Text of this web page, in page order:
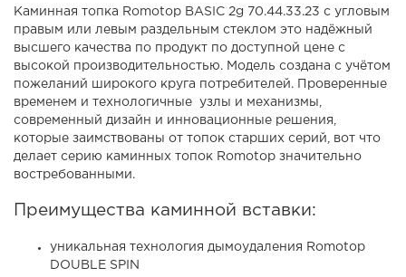
Каминная топка Romotop BASIC 2g 70.44.33.23 с угловым
правым или левым раздельным стеклом это надёжный
высшего качества по продукт по доступной цене с
высокой производительностью. Модель создана с учётом
пожеланий широкого круга потребителей. Проверенные
временем и технологичные узлы и механизмы,
современный дизайн и инновационные решения,
которые заимствованы от топок старших серий, вот что
делает серию каминных топок Romotop значительно
востребованными.
Преимущества каминной вставки:
уникальная технология дымоудаления Romotop
DOUBLE SPIN